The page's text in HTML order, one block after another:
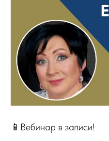
📱Вебинар в записи!